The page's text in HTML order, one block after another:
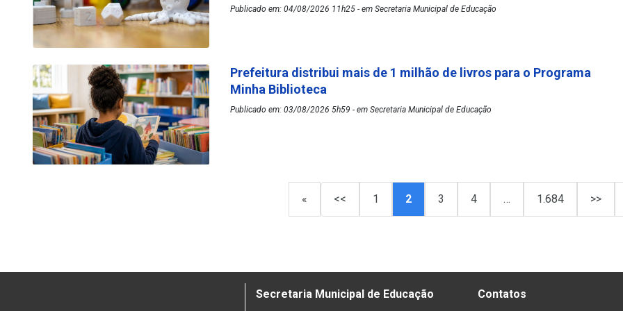
Publicado em: 04/08/2026 11h25 - em Secretaria Municipal de Educação
Prefeitura distribui mais de 1 milhão de livros para o Programa
Minha Biblioteca
Publicado em: 03/08/2026 5h59 - em Secretaria Municipal de Educação
« << 1 2 3 4 … 1.684 >>
Secretaria Municipal de Educação Contatos